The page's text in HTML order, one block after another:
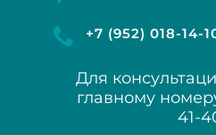
+7 (952) 018-14-
Для
главному
41-